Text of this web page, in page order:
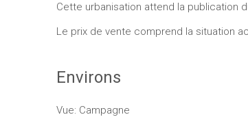
Cette urbanisation attend la publication
Le prix de vente comprend la situation
Environs
Vue: Campagne